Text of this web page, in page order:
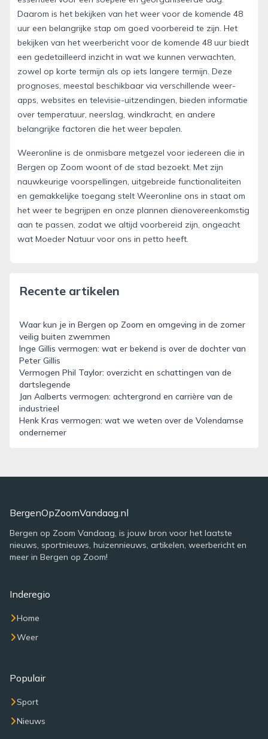
Daarom is het bekijken van het weer voor de komende 48
uur een belangrijke stap om goed voorbereid te zijn. Het
bekijken van het weerbericht voor de komende 48 uur biedt
een gedetailleerd inzicht in wat we kunnen verwachten,
zowel op korte termijn als op iets langere termijn. Deze
prognoses, meestal beschikbaar via verschillende weer-
apps, websites en televisie-uitzendingen, bieden informatie
over temperatuur, neerslag, windkracht, en andere
belangrijke factoren die het weer bepalen.
Weeronline is de onmisbare metgezel voor iedereen die in
Bergen op Zoom woont of de stad bezoekt. Met zijn
nauwkeurige voorspellingen, uitgebreide functionaliteiten
en gemakkelijke toegang stelt Weeronline ons in staat om
het weer te begrijpen en onze plannen dienovereenkomstig
aan te passen, zodat we altijd voorbereid zijn, ongeacht
wat Moeder Natuur voor ons in petto heeft.
Recente artikelen
Waar kun je in Bergen op Zoom en omgeving in de zomer
veilig buiten zwemmen
Inge Gillis vermogen: wat er bekend is over de dochter van
Peter Gillis
Vermogen Phil Taylor: overzicht en schattingen van de
dartslegende
Jan Aalberts vermogen: achtergrond en carrière van de
industrieel
Henk Kras vermogen: wat we weten over de Volendamse
ondernemer
BergenOpZoomVandaag.nl
Bergen op Zoom Vandaag, is jouw bron voor het laatste
nieuws, sportnieuws, huizennieuws, artikelen, weerbericht en
meer in Bergen op Zoom!
Inderegio
Home
Weer
Populair
Sport
Nieuws